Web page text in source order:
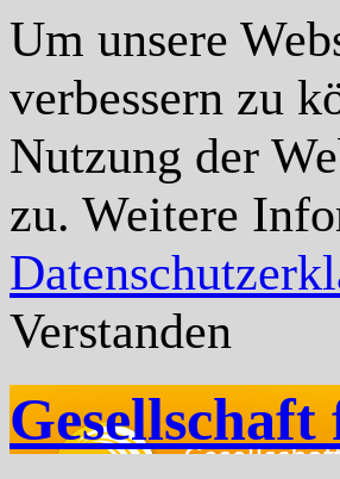
Um unsere
verbessern zu
Nutzung der
zu. Weitere
Verstanden